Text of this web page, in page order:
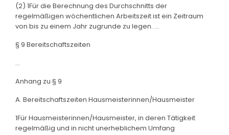
(2) 1Für die Berechnung des Durchschnitts der
regelmäßigen wöchentlichen Arbeitszeit ist ein Zeitraum
von bis zu einem Jahr zugrunde zu legen. ...
§ 9 Bereitschaftszeiten
...
Anhang zu § 9
A. Bereitschaftszeiten Hausmeisterinnen/Hausmeister
1Für Hausmeisterinnen/Hausmeister, in deren Tätigkeit
regelmäßig und in nicht unerheblichem Umfang